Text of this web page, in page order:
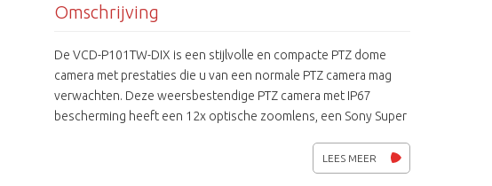
Omschrijving
De VCD-P101TW-DIX is een stijlvolle en compacte PTZ dome
camera met prestaties die u van een normale PTZ camera mag
verwachten. Deze weersbestendige PTZ camera met IP67
bescherming heeft een 12x optische zoomlens, een Sony Super
ruisonderdrukkingsfunctie en 128 programmeerbare pre-sets.
De VCD-P101TW-DIX wordt compleet met muurbeugel geleverd.
LEES MEER